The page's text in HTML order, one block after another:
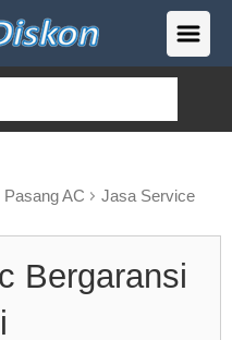
Pasang AC
Jasa Service
Bergaransi